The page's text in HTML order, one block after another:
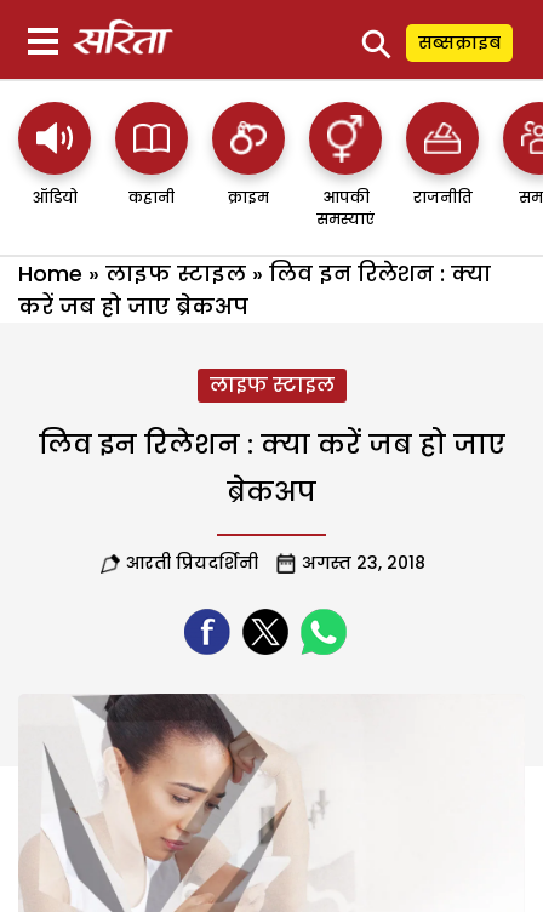
⚲ सब्सक्राइब
ऑडियो कहानी क्राइम
आपकी
समस्याएं
राजनीति
Home » लाइफ स्टाइल » लिव इन रिलेशन : क्या
करें जब हो जाए ब्रेकअप
लाइफ स्टाइल
लिव इन रिलेशन : क्या करें जब हो जाए
ब्रेकअप
आरती प्रियदर्शिनी अगस्त 23, 2018